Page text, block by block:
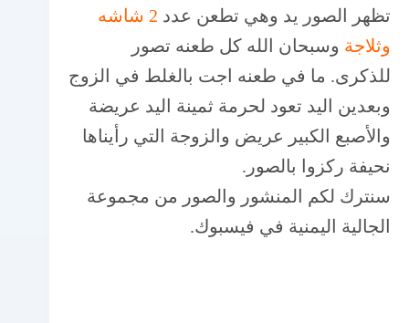
تظهر الصور يد وهي تطعن عدد
2 شاشه
وثلاجة وسبحان الله كل طعنه تصور
للذكرى. ما في طعنه اجت بالغلط في الزوج
وبعدين اليد تعود لحرمة ثمينة اليد عريضة
والأصبع الكبير عريض والزوجة التي رأيناها
نحيفة ركزوا بالصور.
سنترك لكم المنشور والصور من مجموعة
الجالية اليمنية في فيسبوك.